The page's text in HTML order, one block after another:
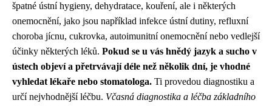
špatné ústní hygieny, dehydratace, kouření, ale i některých
onemocnění, jako jsou například infekce ústní dutiny, refluxní
choroba jícnu, cukrovka, autoimunitní onemocnění nebo vedlejší
účinky některých léků. Pokud se u vás hnědý jazyk a sucho v
ústech objeví a přetrvávají déle než několik dní, je vhodné
vyhledat lékaře nebo stomatologa. Ti provedou diagnostiku a
určí nejvhodnější léčbu. Včasná diagnostika a léčba základního